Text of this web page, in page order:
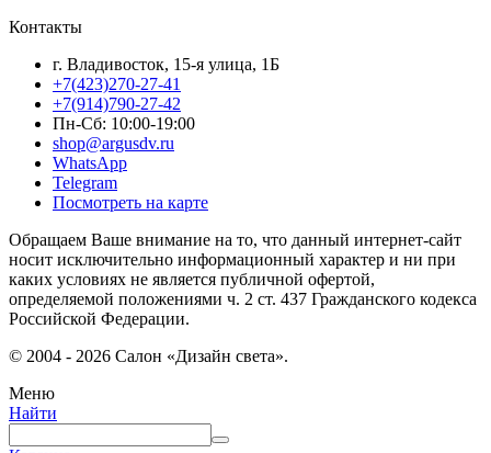
Контакты
г. Владивосток, 15-я улица, 1Б
+7(423)270-27-41
+7(914)790-27-42
Пн-Сб: 10:00-19:00
shop@argusdv.ru
WhatsApp
Telegram
Посмотреть на карте
Обращаем Ваше внимание на то, что данный интернет-сайт
носит исключительно информационный характер и ни при
каких условиях не является публичной офертой,
определяемой положениями ч. 2 ст. 437 Гражданского кодекса
Российской Федерации.
© 2004 - 2026 Салон «Дизайн света».
Меню
Найти